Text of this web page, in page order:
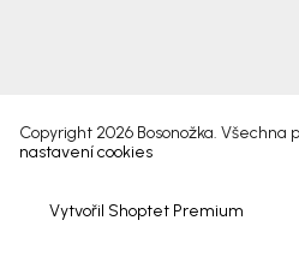
Vytvořil Shoptet Premium
Copyright 2026 Bosonožka. Všechna
nastavení cookies